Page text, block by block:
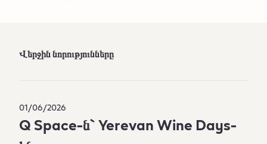
Վերջին նորությունները
01/06/2026
Q Space-ն` Yerevan Wine Days-